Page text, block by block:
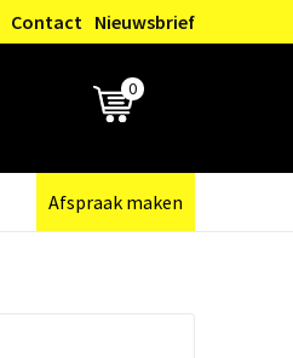
Contact Nieuwsbrief
0
Afspraak maken